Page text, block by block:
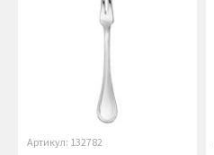
Артикул: 132782